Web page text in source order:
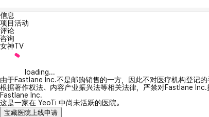
信息
项目活动
评论
咨询
女神TV
loading...
由于Fastlane Inc.不是邮购销售的一方，因此不对医疗机构登记的
根据著作权法、内容产业振兴法等相关法律，严禁对Fastlane
Fastlane Inc.
这是一家在 YeoTi 中尚未活跃的医院。
宝藏医院上线申请